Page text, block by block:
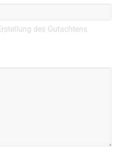
des Gutachtens